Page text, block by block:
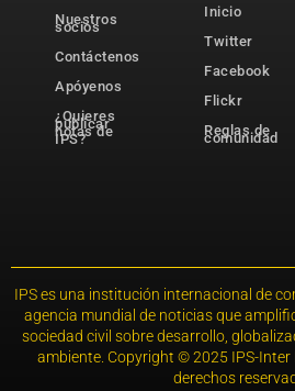
Nuestros
socios
Contáctenos
Apóyenos
¿Quieres
publicar
notas de
IPS?
Inicio
Twitter
Facebook
Flickr
Reglas de
comunidad
IPS es una institución internacional de
agencia mundial de noticias que
sociedad civil sobre desarrollo,
ambiente. Copyright © 2025 IPS-Inter
derechos